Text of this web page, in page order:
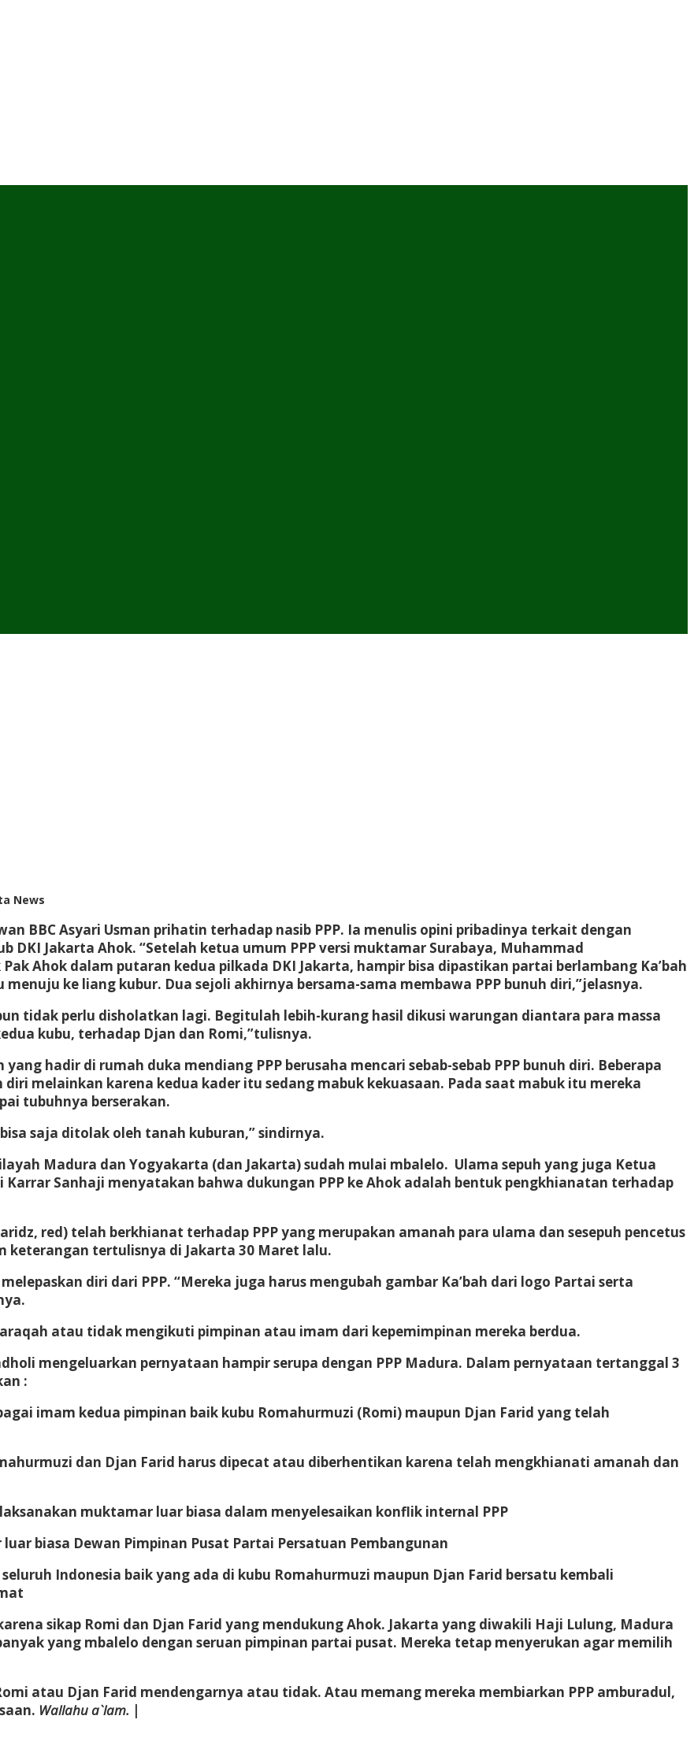
News
BBC Asyari Usman prihatin terhadap nasib PPP. Ia menulis opini pribadinya terkait dengan
DKI Jakarta Ahok. “Setelah ketua umum PPP versi muktamar Surabaya, Muhammad
Ahok dalam putaran kedua pilkada DKI Jakarta, hampir bisa dipastikan partai berlambang Ka’bah
ke liang kubur. Dua sejoli akhirnya bersama-sama membawa PPP bunuh diri,”jelasnya.
tidak perlu disholatkan lagi. Begitulah lebih-kurang hasil dikusi warungan diantara para massa
kubu, terhadap Djan dan Romi,”tulisnya.
hadir di rumah duka mendiang PPP berusaha mencari sebab-sebab PPP bunuh diri. Beberapa
melainkan karena kedua kader itu sedang mabuk kekuasaan. Pada saat mabuk itu mereka
tubuhnya berserakan.
saja ditolak oleh tanah kuburan,” sindirnya.
Madura dan Yogyakarta (dan Jakarta) sudah mulai mbalelo. Ulama sepuh yang juga Ketua
Karrar Sanhaji menyatakan bahwa dukungan PPP ke Ahok adalah bentuk pengkhianatan terhadap
red) telah berkhianat terhadap PPP yang merupakan amanah para ulama dan sesepuh pencetus
keterangan tertulisnya di Jakarta 30 Maret lalu.
diri dari PPP. “Mereka juga harus mengubah gambar Ka’bah dari logo Partai serta
atau tidak mengikuti pimpinan atau imam dari kepemimpinan mereka berdua.
mengeluarkan pernyataan hampir serupa dengan PPP Madura. Dalam pernyataan tertanggal 3
:
imam kedua pimpinan baik kubu Romahurmuzi (Romi) maupun Djan Farid yang telah
dan Djan Farid harus dipecat atau diberhentikan karena telah mengkhianati amanah dan
muktamar luar biasa dalam menyelesaikan konflik internal PPP
biasa Dewan Pimpinan Pusat Partai Persatuan Pembangunan
Indonesia baik yang ada di kubu Romahurmuzi maupun Djan Farid bersatu kembali
sikap Romi dan Djan Farid yang mendukung Ahok. Jakarta yang diwakili Haji Lulung, Madura
yang mbalelo dengan seruan pimpinan partai pusat. Mereka tetap menyerukan agar memilih
atau Djan Farid mendengarnya atau tidak. Atau memang mereka membiarkan PPP amburadul,
Wallahu a`lam. |